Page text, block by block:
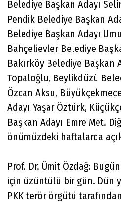
Belediye Başkan Adayı
Pendik Belediye Başkan
Belediye Başkan Adayı
Bahçelievler Belediye
Bakırköy Belediye Başkan
Topaloğlu, Beylikdüzü
Özcan Aksu,
Adayı Yaşar Öztürk,
Başkan Adayı Emre Met.
önümüzdeki haftalarda
Prof. Dr. Ümit Özdağ:
için üzüntülü bir gün. Dün
PKK terör örgütü